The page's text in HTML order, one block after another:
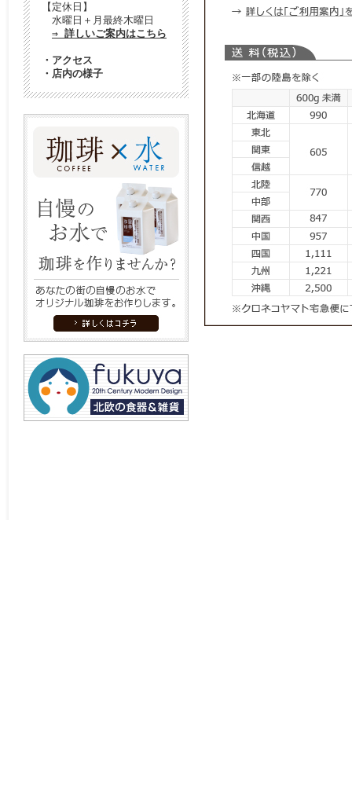
【定休日】
水曜日＋月最終木曜日
⇒ 詳しいご案内はこちら
・ アクセス
・ 店内の様子